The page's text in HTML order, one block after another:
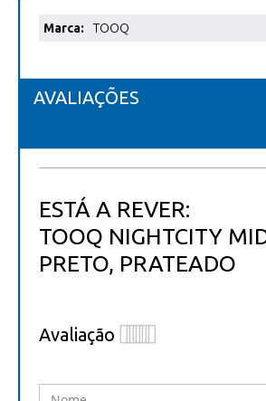
Mais
TOOQ
AVALIAÇÕES
ESTÁ A REVER:
TOOQ NIGHTCITY
PRETO, PRATEADO
Avaliação